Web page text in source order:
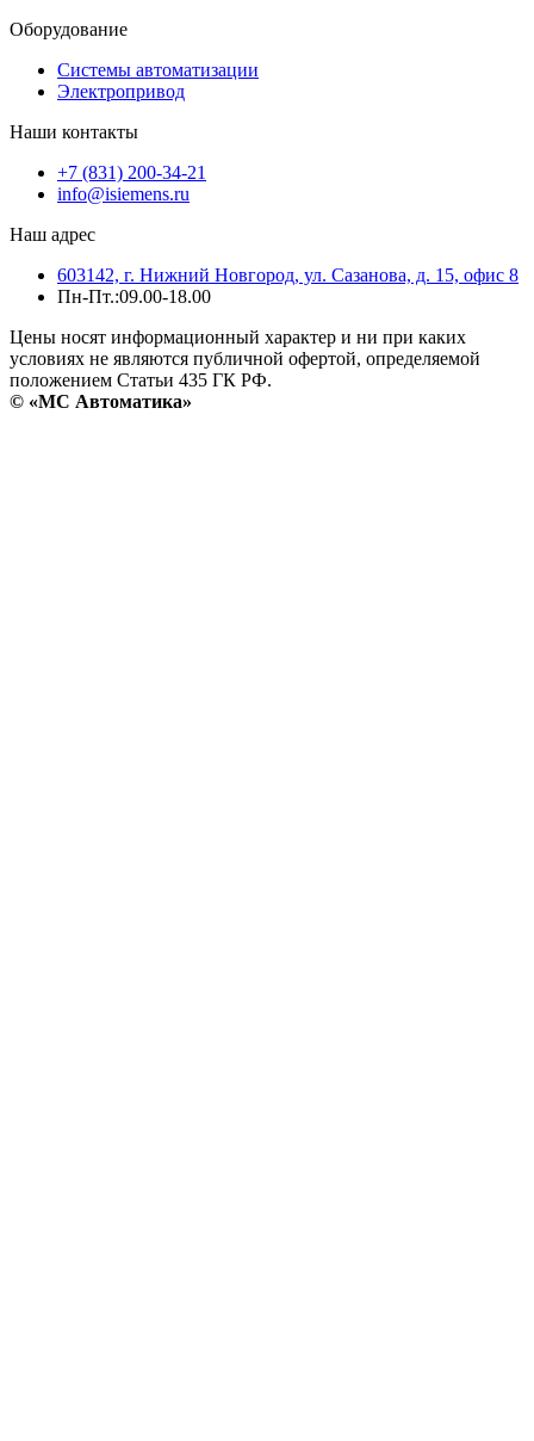
Оборудование
Системы автоматизации
Электропривод
Наши контакты
+7 (831) 200-34-21
info@isiemens.ru
Наш адрес
603142, г. Нижний Новгород, ул. Сазанова, д. 15, офис 8
Пн-Пт.:09.00-18.00
Цены носят информационный характер и ни при каких
условиях не являются публичной офертой, определяемой
положением Статьи 435 ГК РФ.
© «МС Автоматика»